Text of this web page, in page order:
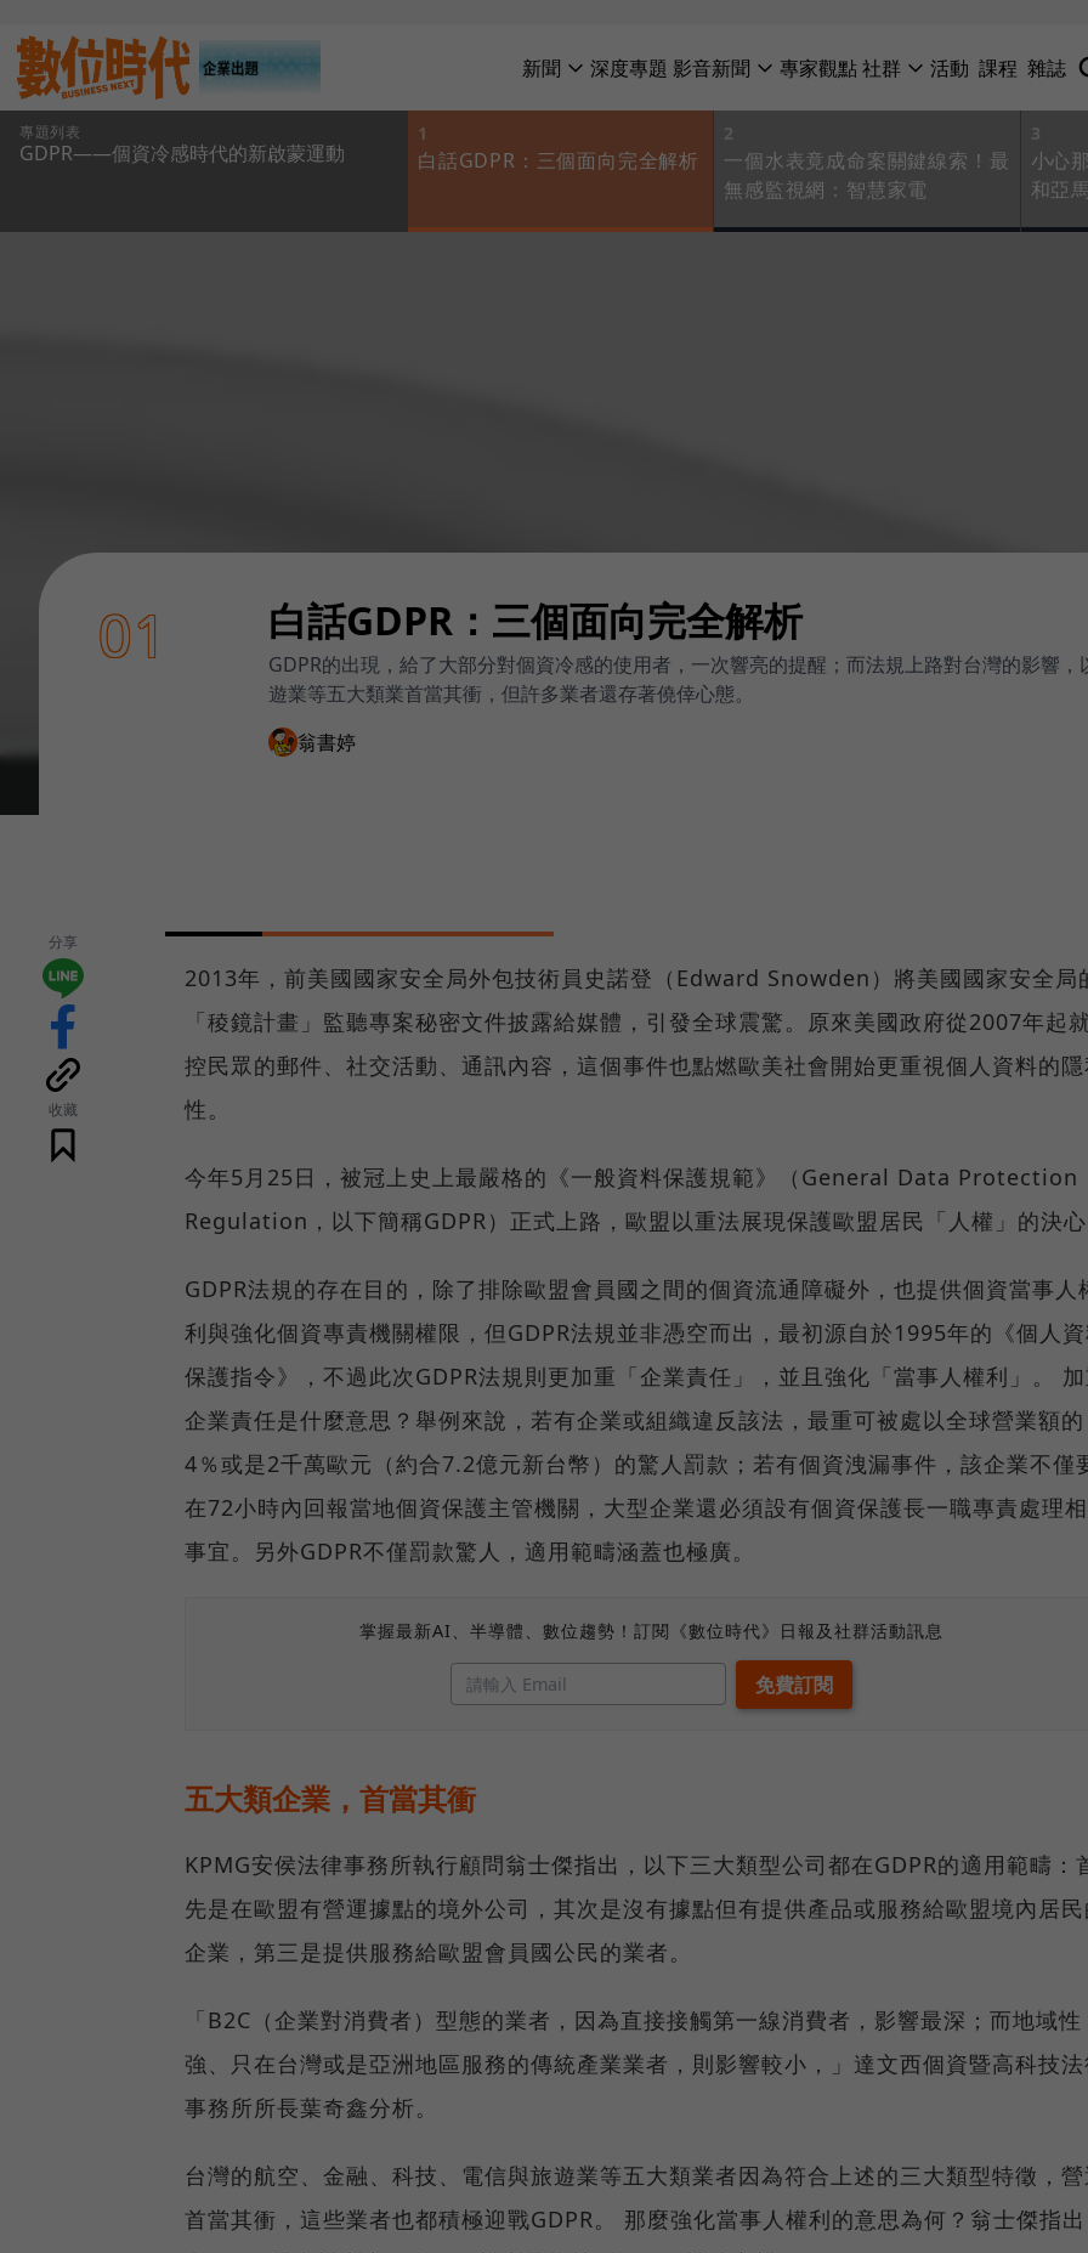
新聞 深度專題 影音新聞 專家觀點社群 活動 課程 雜誌
專題列表
GDPR——個資冷感時代的新啟蒙運動
1
白話GDPR：三個面向完全解析
2
一個水表竟成命案關鍵線索！最
無感監視網：智慧家電
3
小心
和亞
01 白話GDPR：三個面向完全解析
GDPR的出現，給了大部分對個資冷感的使用者，一次響亮的提醒；而法規上路對台灣的影響
遊業等五大類業首當其衝，但許多業者還存著僥倖心態。
翁書婷
分享
收藏
2013年，前美國國家安全局外包技術員史諾登（Edward Snowden）將美國國家安全局
「稜鏡計畫」監聽專案秘密文件披露給媒體，引發全球震驚。原來美國政府從2007年起
控民眾的郵件、社交活動、通訊內容，這個事件也點燃歐美社會開始更重視個人資料的隱
性。
今年5月25日，被冠上史上最嚴格的《一般資料保護規範》（General Data Protection
Regulation，以下簡稱GDPR）正式上路，歐盟以重法展現保護歐盟居民「人權」的決心
GDPR法規的存在目的，除了排除歐盟會員國之間的個資流通障礙外，也提供個資當事人
利與強化個資專責機關權限，但GDPR法規並非憑空而出，最初源自於1995年的《個人
保護指令》，不過此次GDPR法規則更加重「企業責任」，並且強化「當事人權利」。
企業責任是什麼意思？舉例來說，若有企業或組織違反該法，最重可被處以全球營業額的
4％或是2千萬歐元（約合7.2億元新台幣）的驚人罰款；若有個資洩漏事件，該企業不僅
在72小時內回報當地個資保護主管機關，大型企業還必須設有個資保護長一職專責處理
事宜。另外GDPR不僅罰款驚人，適用範疇涵蓋也極廣。
掌握最新AI、半導體、數位趨勢！訂閱《數位時代》日報及社群活動訊息
五大類企業，首當其衝
KPMG安侯法律事務所執行顧問翁士傑指出，以下三大類型公司都在GDPR的適用範疇：
先是在歐盟有營運據點的境外公司，其次是沒有據點但有提供產品或服務給歐盟境內居民
企業，第三是提供服務給歐盟會員國公民的業者。
「B2C（企業對消費者）型態的業者，因為直接接觸第一線消費者，影響最深；而地域性
強、只在台灣或是亞洲地區服務的傳統產業業者，則影響較小，」達文西個資暨高科技法
事務所所長葉奇鑫分析。
台灣的航空、金融、科技、電信與旅遊業等五大類業者因為符合上述的三大類型特徵，營
首當其衝，這些業者也都積極迎戰GDPR。 那麼強化當事人權利的意思為何？翁士傑指出